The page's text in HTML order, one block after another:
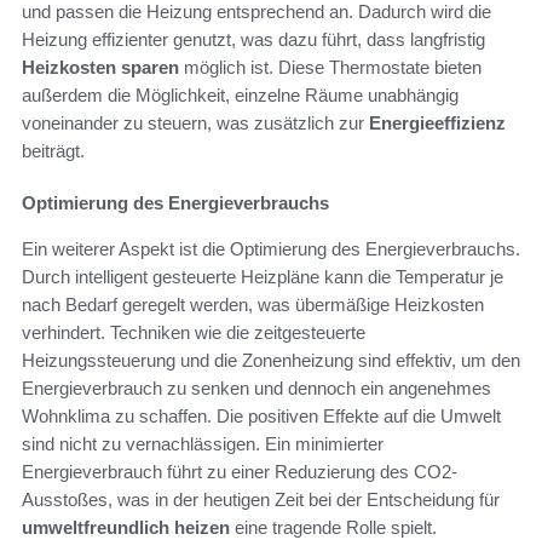
und passen die Heizung entsprechend an. Dadurch wird die
Heizung effizienter genutzt, was dazu führt, dass langfristig
Heizkosten sparen möglich ist. Diese Thermostate bieten
außerdem die Möglichkeit, einzelne Räume unabhängig
voneinander zu steuern, was zusätzlich zur Energieeffizienz
beiträgt.
Optimierung des Energieverbrauchs
Ein weiterer Aspekt ist die Optimierung des Energieverbrauchs.
Durch intelligent gesteuerte Heizpläne kann die Temperatur je
nach Bedarf geregelt werden, was übermäßige Heizkosten
verhindert. Techniken wie die zeitgesteuerte
Heizungssteuerung und die Zonenheizung sind effektiv, um den
Energieverbrauch zu senken und dennoch ein angenehmes
Wohnklima zu schaffen. Die positiven Effekte auf die Umwelt
sind nicht zu vernachlässigen. Ein minimierter
Energieverbrauch führt zu einer Reduzierung des CO2-
Ausstoßes, was in der heutigen Zeit bei der Entscheidung für
umweltfreundlich heizen eine tragende Rolle spielt.